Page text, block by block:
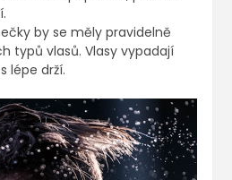
by se měly pravidelně
typů vlasů. Vlasy vypadají
lépe drží.